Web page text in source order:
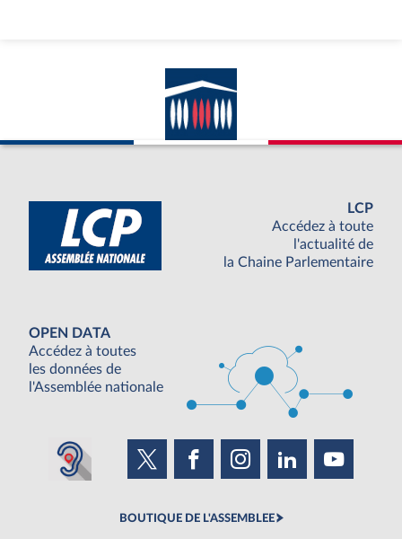
LCP
Accédez à toute
l'actualité de
la Chaine Parlementaire
OPEN DATA
Accédez à toutes
les données de
l'Assemblée nationale
BOUTIQUE DE L'ASSEMBLEE